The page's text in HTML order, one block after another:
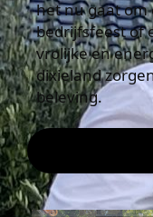
het nu gaat
bedrijfsfeest of
vrolijke en
dixieland
beleving.